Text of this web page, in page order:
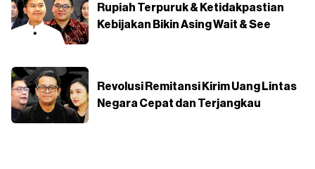
Rupiah Terpuruk & Ketidakpastian
Kebijakan Bikin Asing Wait & See
Revolusi Remitansi Kirim Uang Lintas
Negara Cepat dan Terjangkau